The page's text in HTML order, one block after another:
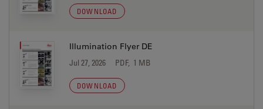
DOWNLOAD
Illumination Flyer DE
Jul 27, 2026 PDF, 1 MB
DOWNLOAD